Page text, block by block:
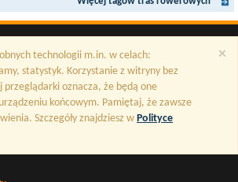
×
technologii m.in. w celach:
statystyk. Korzystanie z witryny bez
przeglądarki oznacza, że będą one
końcowym. Pamiętaj, że zawsze
Szczegóły znajdziesz w Polityce